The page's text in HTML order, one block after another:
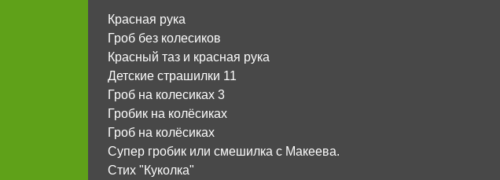
Красная рука
Гроб без колесиков
Красный таз и красная рука
Детские страшилки 11
Гроб на колесиках 3
Гробик на кoлёсиках
Гроб на колёсиках
Супер гробик или смешилка с Макеева.
Стих "Куколка"